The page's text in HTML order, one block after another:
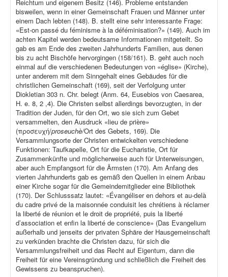
Reichtum und eigenem Besitz (146). Probleme entstanden
bisweilen, wenn in einer Gemeinschaft Frauen und Männer unter
einem Dach lebten (148). B. stellt eine sehr interessante Frage:
«Est-on passé du féminisme à la déféminisation?» (149). Auch im
achten Kapitel werden bedeutsame Informationen mitgeteilt. So
gab es am Ende des zweiten Jahrhunderts Familien, aus denen
bis zu acht Bischöfe hervorgingen (158/161). B. geht auch noch
einmal auf die verschiedenen Bedeutungen von «église» (Kirche),
unter anderem mit dem Sinngehalt eines Gebäudes für die
christlichen Gemeinschaft (169), seit der Verfolgung unter
Diokletian 303 n. Chr. belegt (Anm. 64, Eusebios von Caesarea,
H. e. 8, 2 ,4). Die Christen selbst allerdings bevorzugten, in der
Tradition der Juden, für den Ort, wo sie sich zum Gebet
versammelten, den Ausdruck «lieu de prière»
(προσευχή/proseuchè/Ort des Gebets, 169). Die
Versammlungsorte der Christen entwickelten verschiedene
Funktionen: Taufkapelle, Ort für die Eucharistie, Ort für
Zusammenkünfte und möglicherweise auch für Unterweisungen,
aber auch Empfangsort für die Ärmsten (170). Am Anfang des
vierten Jahrhunderts gab es gemäß den Quellen in einem Anbau
einer Kirche sogar für die Gemeindemitglieder eine Bibliothek
(170). Der Schlusssatz lautet: «Évangéliser en dehors et au-delà
du cadre privé de la maisonnée conduisit les chrétiens à réclamer
la liberté de réunion et le droit de propriété, puis la liberté
d’association et enfin la liberté de conscience» (Das Evangelium
außerhalb und jenseits der privaten Sphäre der Hausgemeinschaft
zu verkünden brachte die Christen dazu, für sich die
Versammlungsfreiheit und das Recht auf Eigentum, dann die
Freiheit für eine Vereinsgründung und schließlich die Freiheit des
Gewissens zu beanspruchen).